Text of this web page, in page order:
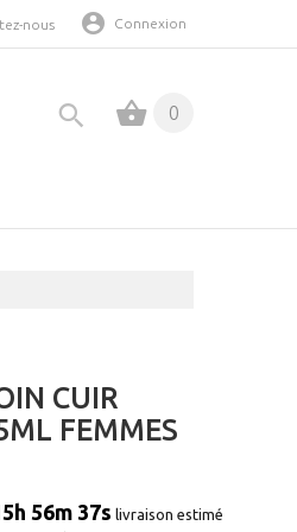
Connexion
nous
0
CUIR
FEMMES
56m 37s livraison estimé